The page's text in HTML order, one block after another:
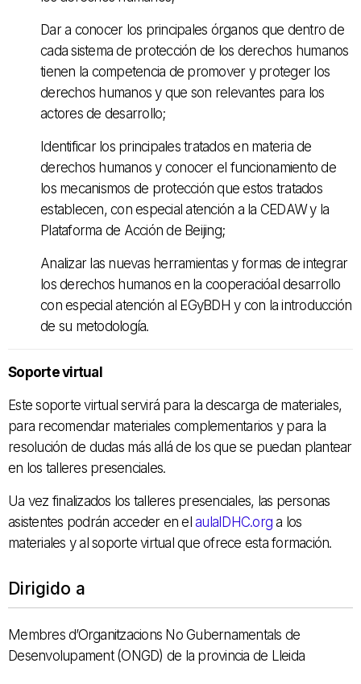
Dar a conocer los principales órganos que dentro de
cada sistema de protección de los derechos humanos
tienen la competencia de promover y proteger los
derechos humanos y que son relevantes para los
actores de desarrollo;
Identificar los principales tratados en materia de
derechos humanos y conocer el funcionamiento de
los mecanismos de protección que estos tratados
establecen, con especial atención a la CEDAW y la
Plataforma de Acción de Beijing;
Analizar las nuevas herramientas y formas de integrar
los derechos humanos en la cooperacióal desarrollo
con especial atención al EGyBDH y con la introducción
de su metodología.
Soporte virtual
Este soporte virtual servirá para la descarga de materiales,
para recomendar materiales complementarios y para la
resolución de dudas más allá de los que se puedan plantear
en los talleres presenciales.
Ua vez finalizados los talleres presenciales, las personas
asistentes podrán acceder en el aulaIDHC.org a los
materiales y al soporte virtual que ofrece esta formación.
Dirigido a
Membres d’Organitzacions No Gubernamentals de
Desenvolupament (ONGD) de la provincia de Lleida